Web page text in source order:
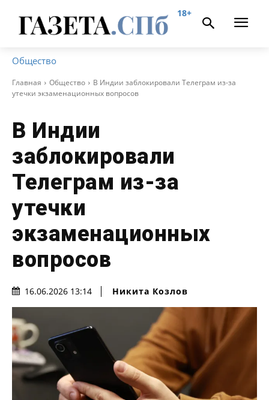
18+
Общество
Главная Общество
В Индии заблокировали Телеграм из-за
утечки экзаменационных вопросов
В Индии
заблокировали
Телеграм из-за
утечки
экзаменационных
вопросов
16.06.2026 13:14 Никита Козлов